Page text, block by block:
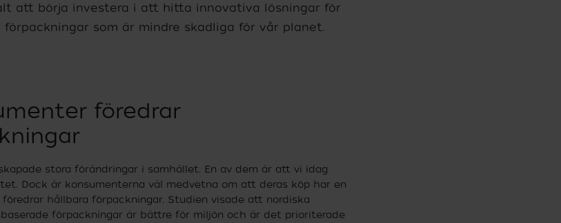
att börja investera i att hitta innovativa lösningar för
som är mindre skadliga för vår planet.
föredrar
stora förändringar i samhället. En av dem är att vi idag
Dock är konsumenterna väl medvetna om att deras köp har en
hållbara förpackningar. Studien visade att nordiska
förpackningar är bättre för miljön och är det prioriterade